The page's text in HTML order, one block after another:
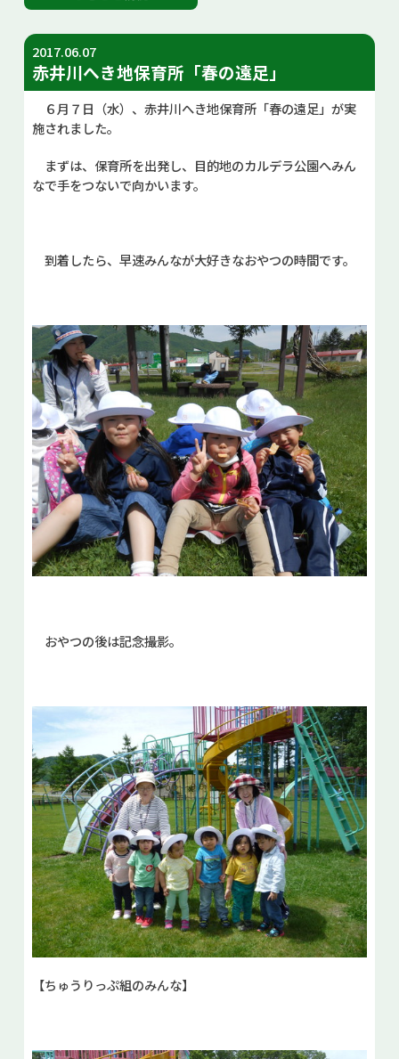
2017.06.07
赤井川へき地保育所「春の遠足」
６月７日（水）、赤井川へき地保育所「春の遠足」が実
施されました。
まずは、保育所を出発し、目的地のカルデラ公園へみん
なで手をつないで向かいます。
到着したら、早速みんなが大好きなおやつの時間です。
おやつの後は記念撮影。
【ちゅうりっぷ組のみんな】